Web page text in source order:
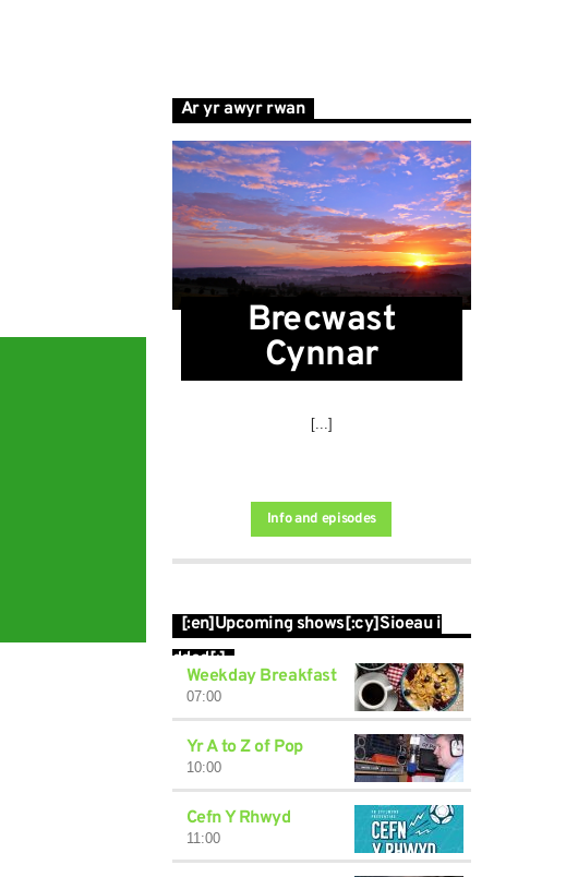
Ar yr awyr rwan
Brecwast
Cynnar
[...]
Info and episodes
[:en]Upcoming shows[:cy]Sioeau i
ddod[:]
Weekday Breakfast
07:00
Yr A to Z of Pop
10:00
Cefn Y Rhwyd
11:00